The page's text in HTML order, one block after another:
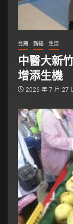
台灣 新知 生活
中醫大新
增添生機
2026 年 7 月 27